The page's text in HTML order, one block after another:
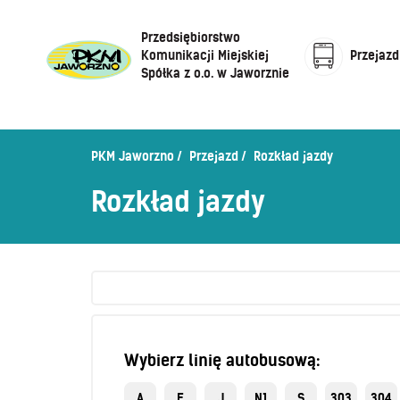
Przedsiębiorstwo
Komunikacji Miejskiej
Spółka z o.o. w Jaworznie
Przejazd
Rozkład jazdy
Zaplanuj podróż –
Sprzedaż biletów u kierowców
PKM Jaworzno Przejazd Rozkład jazdy
Rozkład jazdy
Wybierz linię autobusową: